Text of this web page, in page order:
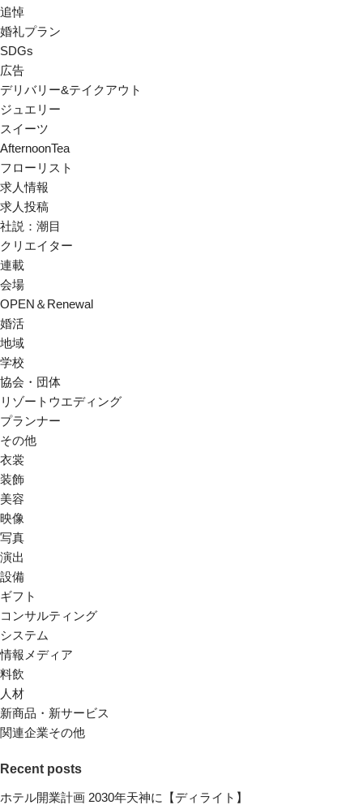
追悼
婚礼プラン
SDGs
広告
デリバリー&テイクアウト
ジュエリー
スイーツ
AfternoonTea
フローリスト
求人情報
求人投稿
社説：潮目
クリエイター
連載
会場
OPEN＆Renewal
婚活
地域
学校
協会・団体
リゾートウエディング
プランナー
その他
衣裳
装飾
美容
映像
写真
演出
設備
ギフト
コンサルティング
システム
情報メディア
料飲
人材
新商品・新サービス
関連企業その他
Recent posts
ホテル開業計画 2030年天神に【ディライト】